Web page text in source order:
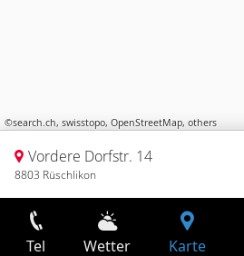
©search.ch, swisstopo, OpenStreetMap, others
Vordere Dorfstr. 14
8803 Rüschlikon
Tel Wetter Karte